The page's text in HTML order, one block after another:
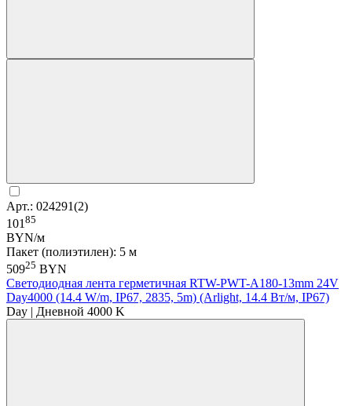
Арт.: 024291(2)
101 85
BYN/м
Пакет (полиэтилен): 5 м
50925 BYN
Светодиодная лента герметичная RTW-PWT-A180-13mm 24V
Day4000 (14.4 W/m, IP67, 2835, 5m) (Arlight, 14.4 Вт/м, IP67)
Day | Дневной 4000 K